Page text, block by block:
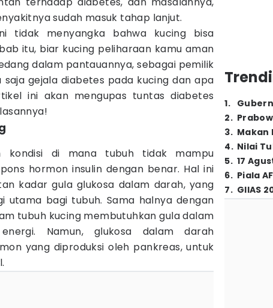
sudah masuk tahap lanjut.
tidak menyangka bahwa kucing bisa
itu, biar kucing peliharaan kamu aman
dalam pantauannya, sebagai pemilik
gejala diabetes pada kucing dan apa
ini akan mengupas tuntas diabetes
kondisi di mana tubuh tidak mampu
hormon insulin dengan benar. Hal ini
kadar gula glukosa dalam darah, yang
utama bagi tubuh. Sama halnya dengan
tubuh kucing membutuhkan gula dalam
Namun, glukosa dalam darah
yang diproduksi oleh pankreas, untuk
1.
2.
3. Makan
4. Nilai
5. 17
6. Piala
7. GIIAS